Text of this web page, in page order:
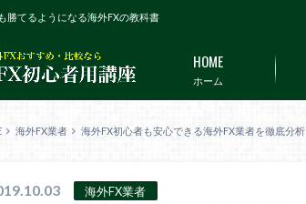
勝てるようになる海外FXの教科書
ホーム
HOME
海外FX業者 海外FX初心者も安心できる海外FX業者を徹底分
海外FX業者